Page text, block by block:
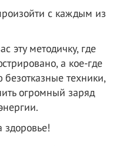
с каждым из
эту методичку, где
а кое-где
техники,
огромный заряд
здоровье!